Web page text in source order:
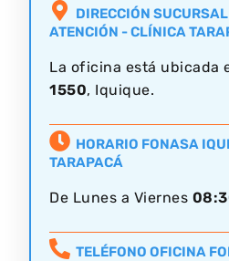
DIRECCIÓN
ATENCIÓN - CLÍNICA
La oficina está ubicada
1550, Iquique.
HORARIO FONASA
TARAPACÁ
De Lunes a Viernes
TELÉFONO OFICINA